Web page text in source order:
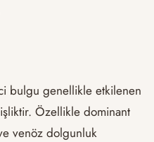
bulgu genellikle etkilenen
Özellikle dominant
venöz dolgunluk